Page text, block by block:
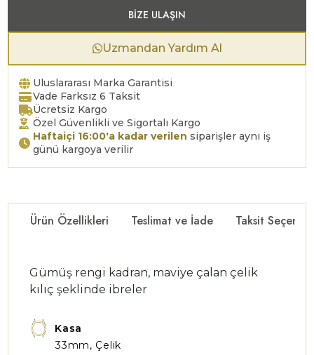
BIZE ULAŞIN
Uzmandan Yardım Al
Uluslararası Marka Garantisi
Vade Farksız 6 Taksit
Ücretsiz Kargo
Özel Güvenlikli ve Sigortalı Kargo
Haftaiçi 16:00'a kadar verilen siparişler aynı iş
günü kargoya verilir
Ürün Özellikleri Teslimat ve İade Taksit
Gümüş rengi kadran, maviye çalan çelik
kılıç şeklinde ibreler
Kasa
33mm, Çelik